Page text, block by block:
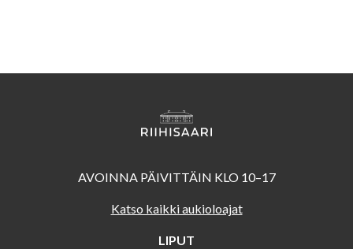
AVOINNA PÄIVITTÄIN KLO 10–17
Katso kaikki aukioloajat
LIPUT